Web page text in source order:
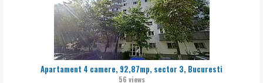
Apartament 4 camere, 92,87mp, sector 3, Bucuresti
56 views